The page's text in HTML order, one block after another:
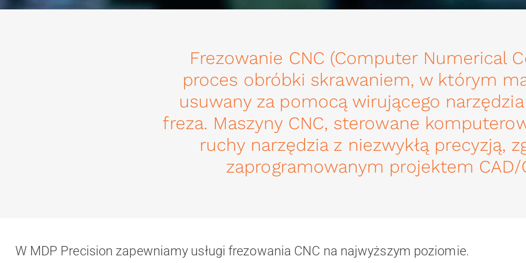
Frezowanie CNC (Computer Numerical
proces obróbki skrawaniem, w którym
usuwany za pomocą wirującego
freza. Maszyny CNC, sterowane
ruchy narzędzia z niezwykłą precyzją,
zaprogramowanym projektem CAD/
W MDP Precision zapewniamy usługi frezowania CNC na najwyższym poziomie.